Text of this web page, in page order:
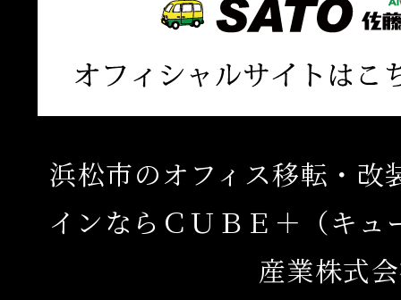
浜松市のオフィス移転・改
インならＣＵＢＥ＋（キュ
産業株式